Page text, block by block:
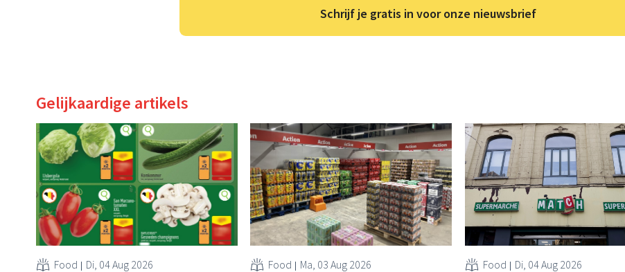
Schrijf je gratis in voor onze nieuwsbrief
Gelijkaardige artikels
Food Di, 04 Aug 2026 Food Ma, 03 Aug 2026 Food Di, 04 Aug 2026